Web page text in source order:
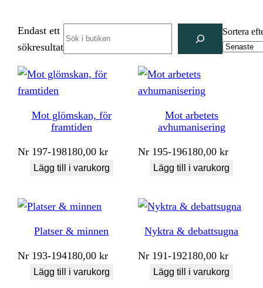
Endast ett
sökresultat
Sortera
Mot glömskan, för
framtiden
Nr 197-198180,00kr
Lägg till i varukorg
Mot arbetets
avhumanisering
Nr 195-196180,00kr
Lägg till i varukorg
Platser & minnen
Nr 193-194180,00kr
Lägg till i varukorg
Nyktra & debattsugna
Nr 191-192180,00kr
Lägg till i varukorg